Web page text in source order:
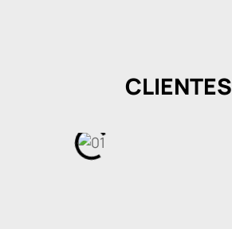
CLIENTES